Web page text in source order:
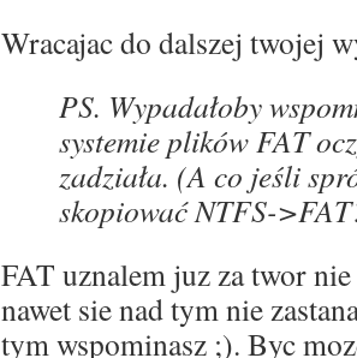
Wracajac do dalszej twojej
PS. Wypadałoby
systemie plików FAT
zadziała. (A co jeśli
skopiować NTFS-
FAT uznalem juz za twor
nawet sie nad tym nie
tym wspominasz ;). Byc